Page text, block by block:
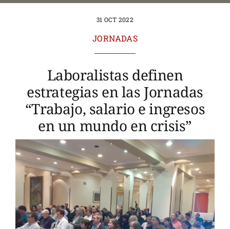
31 OCT 2022
JORNADAS
Laboralistas definen
estrategias en las Jornadas
“Trabajo, salario e ingresos
en un mundo en crisis”